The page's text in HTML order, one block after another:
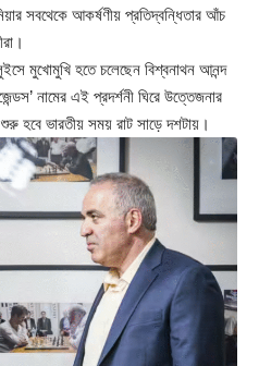
সবথেকে আকর্ষণীয় প্রতিদ্বন্ধিতার আঁচ
মুখোমুখি হতে চলেছেন বিশ্বনাথন আনন্দ
নামের এই প্রদর্শনী ঘিরে উত্তেজনার
হবে ভারতীয় সময় রাট সাড়ে দশটায়।